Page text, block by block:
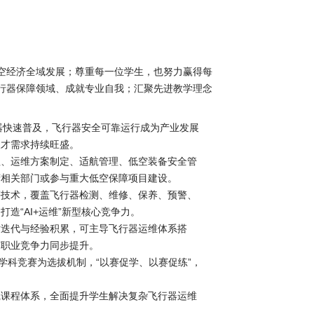
济全域发展；尊重每一位学生，也努力赢得每
保障领域、成就专业自我；汇聚先进教学理念
速普及，飞行器安全可靠运行成为产业发展
需求持续旺盛。
运维方案制定、适航管理、低空装备安全管
关部门或参与重大低空保障项目建设。
术，覆盖飞行器检测、维修、保养、预警、
“AI+运维”新型核心竞争力。
代与经验积累，可主导飞行器运维体系搭
业竞争力同步提升。
竞赛为选拔机制，“以赛促学、以赛促练”，
程体系，全面提升学生解决复杂飞行器运维